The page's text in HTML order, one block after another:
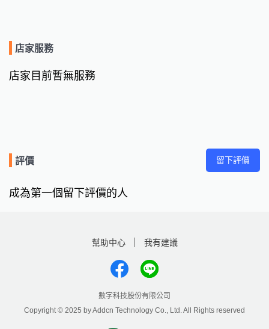
店家服務
店家目前暫無服務
評價 留下評價
成為第一個留下評價的人
幫助中心 我有建議
數字科技股份有限公司
Copyright © 2025 by Addcn Technology Co., Ltd. All Rights reserved